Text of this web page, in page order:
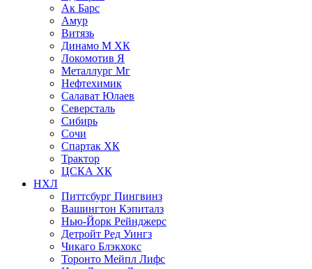
Ак Барс
Амур
Витязь
Динамо М ХК
Локомотив Я
Металлург Мг
Нефтехимик
Салават Юлаев
Северсталь
Сибирь
Сочи
Спартак ХК
Трактор
ЦСКА ХК
НХЛ
Питтсбург Пингвинз
Вашингтон Кэпиталз
Нью-Йорк Рейнджерс
Детройт Ред Уингз
Чикаго Блэкхокс
Торонто Мейпл Лифс